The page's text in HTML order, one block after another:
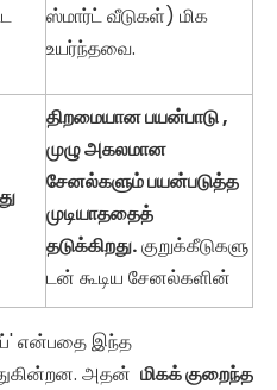
ஸ்மார்ட் வீடுகள்) மிக
உயர்ந்தவை.
திறமையான பயன்பாடு ,
முழு அகலமான
சேனல்களும் பயன்படுத்த
முடியாததைத்
தடுக்கிறது.குறுக்கீடுகளு
டன் கூடிய சேனல்களின்
என்பதை இந்த
அதன் மிகக் குறைந்த